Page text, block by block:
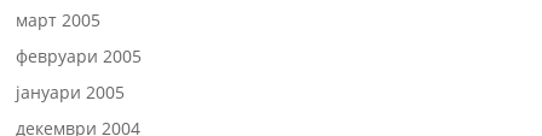
март 2005
февруари 2005
јануари 2005
декември 2004